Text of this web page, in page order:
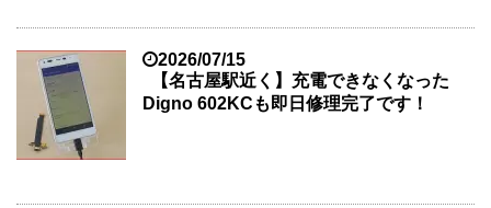
2026/07/15
【名古屋駅近く】充電できなくなった
Digno 602KCも即日修理完了です！